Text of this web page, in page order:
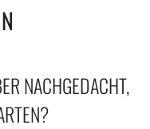
NACHGEDACHT,